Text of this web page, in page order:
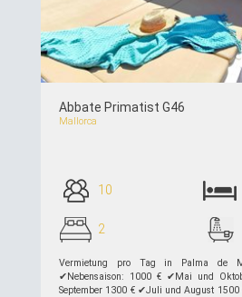
Abbate Primatist G46
Mallorca
10
2
Vermietung pro Tag in Palma de
✔︎Nebensaison: 1000 € ✔︎Mai und
September 1300 € ✔︎Juli und August 1500